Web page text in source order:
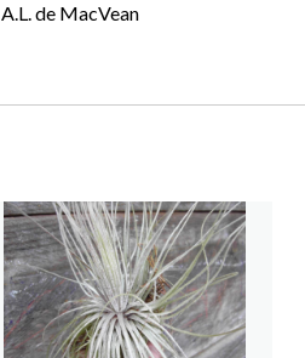
A.L. de MacVean